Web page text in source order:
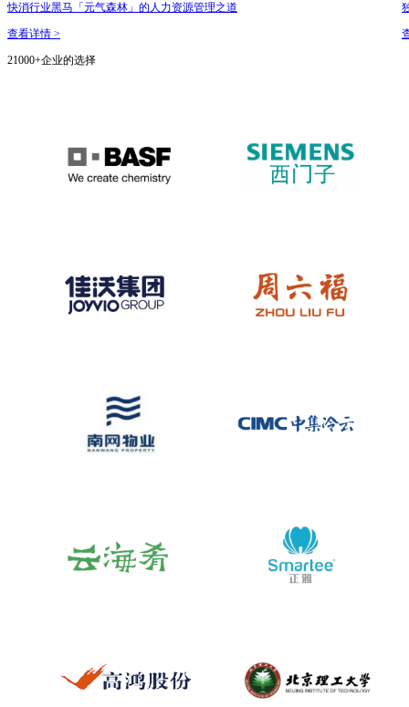
快消行业黑马「元气森林」的人力资源管理之道
查看详情 >
21000+企业的选择